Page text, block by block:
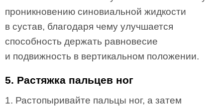
проникновению синовиальной жидкости
в сустав, благодаря чему улучшается
способность держать равновесие
и подвижность в вертикальном положении.
5. Растяжка пальцев ног
1. Растопыривайте пальцы ног, а затем